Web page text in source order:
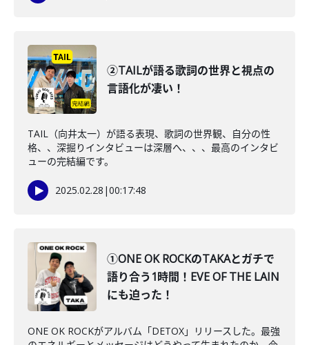
②TAILが語る歌詞の世界と視点の
言語化が凄い！
TAIL（向井太一）が語る表現、歌詞の世界観、自分の性
格、、深掘りインタビューは深層へ、、、最高のインタビ
ューの完結編です。
2025.02.28 |00:17:48
①ONE OK ROCKのTAKAとガチで
語り合う1時間！EVE OF THE LAIN
にも迫った！
ONE OK ROCKがアルバム「DETOX」リリースした。最強